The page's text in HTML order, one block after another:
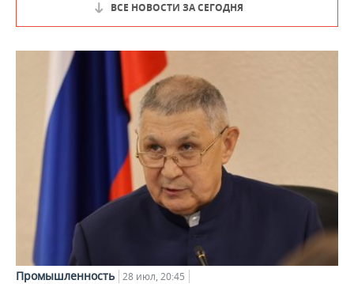
ВСЕ НОВОСТИ ЗА СЕГОДНЯ
Промышленность 28 июл, 20:45